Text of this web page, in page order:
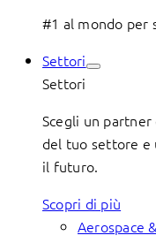
#1 al mondo per
Settori
Settori
Scegli un
del tuo settore e
il futuro.
Scopri di più
Aerospace